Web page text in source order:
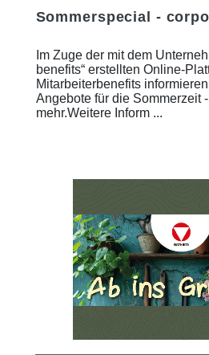
Sommerspecial -
Im Zuge der mit dem
benefits“ erstellten Online-
Mitarbeiterbenefits
Angebote für die Sommerzeit
mehr.Weitere Inform ...